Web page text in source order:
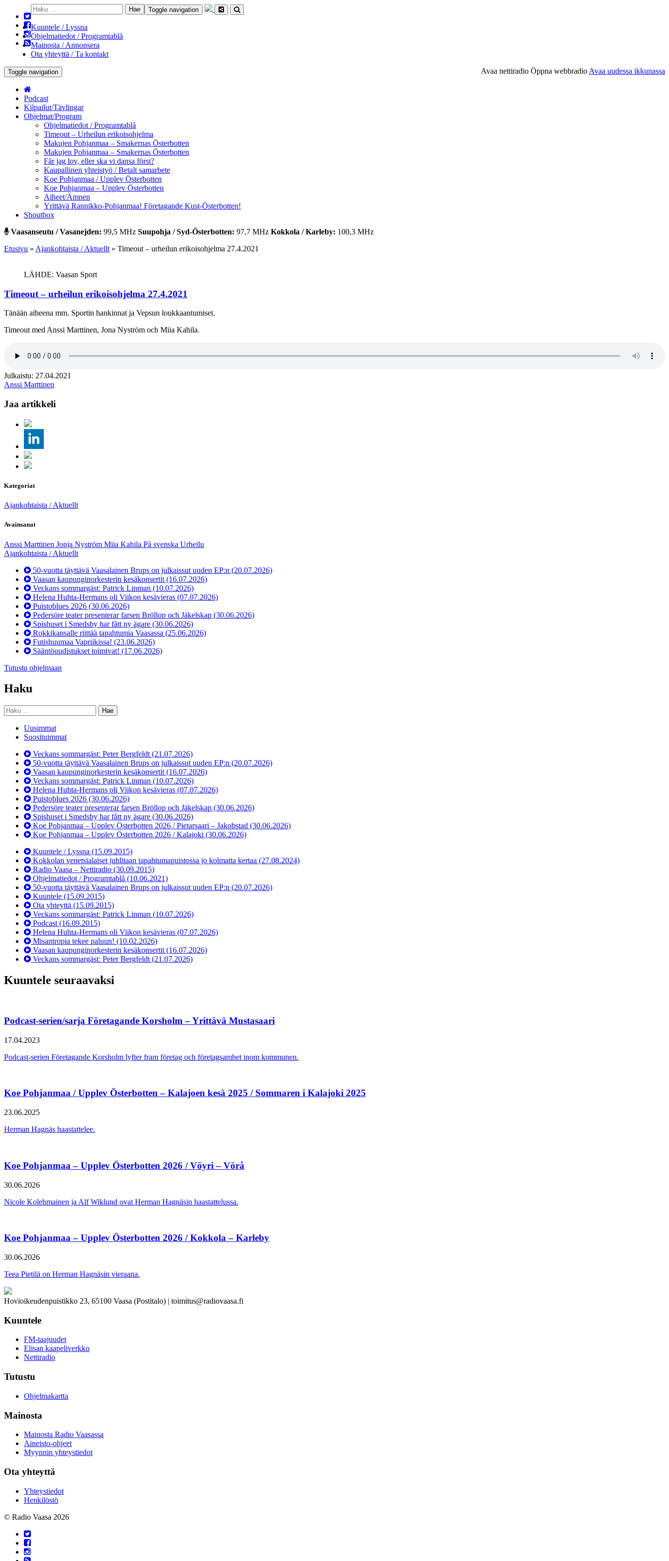
Toggle navigation
Haku:
Kuuntele / Lyssna
Ohjelmatiedot / Programtablå
Mainosta / Annonsera
Ota yhteyttä / Ta kontakt
Toggle navigation Avaa nettiradio Öppna webbradio Avaa uudessa ikkunassa
Podcast
Kilpailut/Tävlingar
Ohjelmat/Program
Ohjelmatiedot / Programtablå
Timeout – Urheilun erikoisohjelma
Makujen Pohjanmaa – Smakernas Österbotten
Makujen Pohjanmaa – Smakernas Österbotten
Får jag lov, eller ska vi dansa först?
Kaupallinen yhteistyö / Betalt samarbete
Koe Pohjanmaa / Upplev Österbotten
Koe Pohjanmaa – Upplev Österbotten
Aiheet/Ämnen
Yrittävä Rannikko-Pohjanmaa! Företagande Kust-Österbotten!
Shoutbox
Vaasanseutu / Vasanejden: 99,5 MHz Suupohja / Syd-Österbotten: 97,7 MHz Kokkola / Karleby: 100,3 MHz
Etusivu » Ajankohtaista / Aktuellt » Timeout – urheilun erikoisohjelma 27.4.2021
LÄHDE: Vaasan Sport
Timeout – urheilun erikoisohjelma 27.4.2021
Tänään aiheena mm. Sportin hankinnat ja Vepsun loukkaantumiset.
Timeout med Anssi Marttinen, Jona Nyström och Miia Kahila.
Julkaistu: 27.04.2021
Anssi Marttinen
Jaa artikkeli
Kategoriat
Ajankohtaista / Aktuellt
Avainsanat
Anssi Marttinen Jonja Nyström Miia Kahila På svenska Urheilu
Ajankohtaista / Aktuellt
50-vuotta täyttävä Vaasalainen Brups on julkaissut uuden EP:n (20.07.2026)
Vaasan kaupunginorkesterin kesäkonsertit (16.07.2026)
Veckans sommargäst: Patrick Linman (10.07.2026)
Helena Huhta-Hermans oli Viikon kesävieras (07.07.2026)
Puistoblues 2026 (30.06.2026)
Pedersöre teater presenterar farsen Bröllop och Jäkelskap (30.06.2026)
Spishuset i Smedsby har fått ny ägare (30.06.2026)
Rokkikansalle riittää tapahtumia Vaasassa (25.06.2026)
Futishuumaa Vapriikissa! (23.06.2026)
Sääntöuudistukset toimivat! (17.06.2026)
Tutustu ohjelmaan
Haku
Haku:
Uusimmat
Suosituimmat
Veckans sommargäst: Peter Bergfeldt (21.07.2026)
50-vuotta täyttävä Vaasalainen Brups on julkaissut uuden EP:n (20.07.2026)
Vaasan kaupunginorkesterin kesäkonsertit (16.07.2026)
Veckans sommargäst: Patrick Linman (10.07.2026)
Helena Huhta-Hermans oli Viikon kesävieras (07.07.2026)
Puistoblues 2026 (30.06.2026)
Pedersöre teater presenterar farsen Bröllop och Jäkelskap (30.06.2026)
Spishuset i Smedsby har fått ny ägare (30.06.2026)
Koe Pohjanmaa – Upplev Österbotten 2026 / Pietarsaari – Jakobstad (30.06.2026)
Koe Pohjanmaa – Upplev Österbotten 2026 / Kalajoki (30.06.2026)
Kuuntele / Lyssna (15.09.2015)
Kokkolan venetsialaiset juhlitaan tapahtumapuistossa jo kolmatta kertaa (27.08.2024)
Radio Vaasa – Nettiradio (30.09.2015)
Ohjelmatiedot / Programtablå (10.06.2021)
50-vuotta täyttävä Vaasalainen Brups on julkaissut uuden EP:n (20.07.2026)
Kuuntele (15.09.2015)
Ota yhteyttä (15.09.2015)
Veckans sommargäst: Patrick Linman (10.07.2026)
Podcast (16.09.2015)
Helena Huhta-Hermans oli Viikon kesävieras (07.07.2026)
Misantropia tekee paluun! (10.02.2026)
Vaasan kaupunginorkesterin kesäkonsertit (16.07.2026)
Veckans sommargäst: Peter Bergfeldt (21.07.2026)
Kuuntele seuraavaksi
Podcast-serien/sarja Företagande Korsholm – Yrittävä Mustasaari
17.04.2023
Podcast-serien Företagande Korsholm lyfter fram företag och företagsamhet inom kommunen.
Koe Pohjanmaa / Upplev Österbotten – Kalajoen kesä 2025 / Sommaren i Kalajoki 2025
23.06.2025
Herman Hagnäs haastattelee.
Koe Pohjanmaa – Upplev Österbotten 2026 / Vöyri – Vörå
30.06.2026
Nicole Kolehmainen ja Alf Wiklund ovat Herman Hagnäsin haastattelussa.
Koe Pohjanmaa – Upplev Österbotten 2026 / Kokkola – Karleby
30.06.2026
Teea Pietilä on Herman Hagnäsin vieraana.
Hovioikeudenpuistikko 23, 65100 Vaasa (Postitalo) | toimitus@radiovaasa.fi
Kuuntele
FM-taajuudet
Elisan kaapeliverkko
Nettiradio
Tutustu
Ohjelmakartta
Mainosta
Mainosta Radio Vaasassa
Aineisto-ohjeet
Myynnin yhteystiedot
Ota yhteyttä
Yhteystiedot
Henkilöstö
© Radio Vaasa 2026